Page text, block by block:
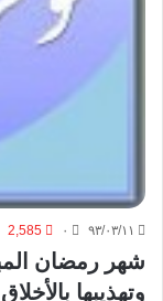
۹۳/۰۳/۱۱ ۰ 2,585
شهر رمضان
وتهذيبها